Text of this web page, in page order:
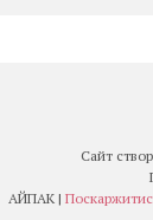
Сайт
АЙПАК |